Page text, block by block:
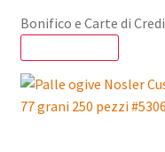
Bonifico e Carte di